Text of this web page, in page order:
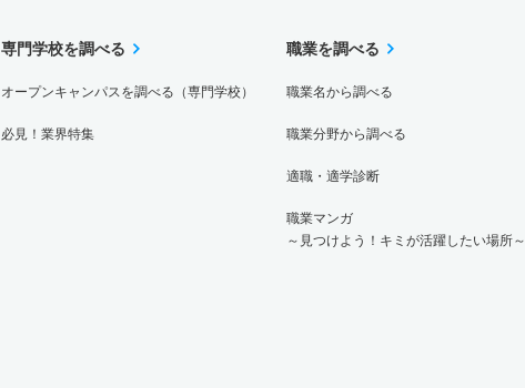
専門学校を調べる
オープンキャンパスを調べる（専門学校）
必見！業界特集
職業を調べる
職業名から調べる
職業分野から調べる
適職・適学診断
職業マンガ
～見つけよう！キミが活躍したい場所～